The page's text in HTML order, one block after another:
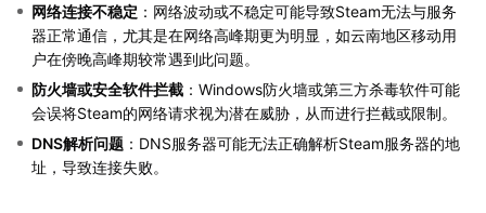
网络连接不稳定 ：网络波动或不稳定可能导致Steam无法与服务
器正常通信，尤其是在网络高峰期更为明显，如云南地区移动用
户在傍晚高峰期较常遇到此问题。
防火墙或安全软件拦截 ：Windows防火墙或第三方杀毒软件可能
会误将Steam的网络请求视为潜在威胁，从而进行拦截或限制。
DNS解析问题 ：DNS服务器可能无法正确解析Steam服务器的地
址，导致连接失败。